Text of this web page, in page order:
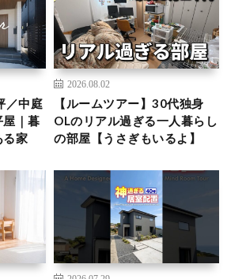
／中庭
屋｜暮
る家
2026.08.02
【ルームツアー】30代独身
OLのリアル過ぎる一人暮らし
の部屋【うさぎもいるよ】